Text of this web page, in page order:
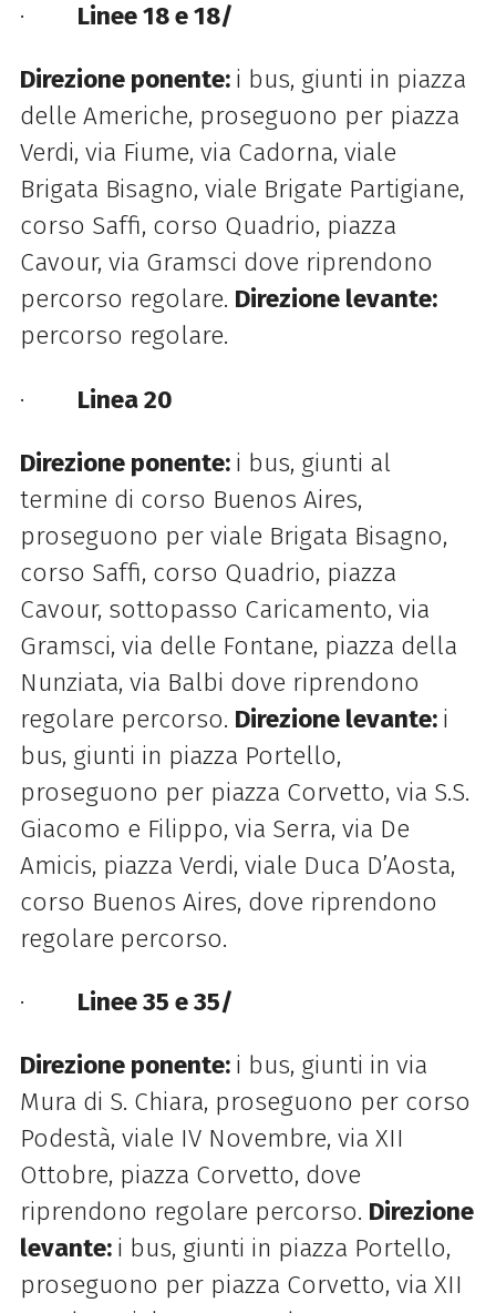
· Linee 18 e 18/
Direzione ponente: i bus, giunti in piazza
delle Americhe, proseguono per piazza
Verdi, via Fiume, via Cadorna, viale
Brigata Bisagno, viale Brigate Partigiane,
corso Saffi, corso Quadrio, piazza
Cavour, via Gramsci dove riprendono
percorso regolare. Direzione levante:
percorso regolare.
· Linea 20
Direzione ponente: i bus, giunti al
termine di corso Buenos Aires,
proseguono per viale Brigata Bisagno,
corso Saffi, corso Quadrio, piazza
Cavour, sottopasso Caricamento, via
Gramsci, via delle Fontane, piazza della
Nunziata, via Balbi dove riprendono
regolare percorso. Direzione levante: i
bus, giunti in piazza Portello,
proseguono per piazza Corvetto, via S.S.
Giacomo e Filippo, via Serra, via De
Amicis, piazza Verdi, viale Duca D’Aosta,
corso Buenos Aires, dove riprendono
regolare percorso.
· Linee 35 e 35/
Direzione ponente: i bus, giunti in via
Mura di S. Chiara, proseguono per corso
Podestà, viale IV Novembre, via XII
Ottobre, piazza Corvetto, dove
riprendono regolare percorso. Direzione
levante: i bus, giunti in piazza Portello,
proseguono per piazza Corvetto, via XII